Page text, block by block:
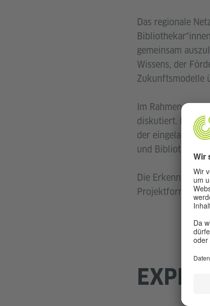
Das regionale
gemeinsam
Wissens, der
Zukunftsmodelle
Im Rahmen
diskutiert.
der eingeladene
und Bibliotheken
Die
Projektformate,